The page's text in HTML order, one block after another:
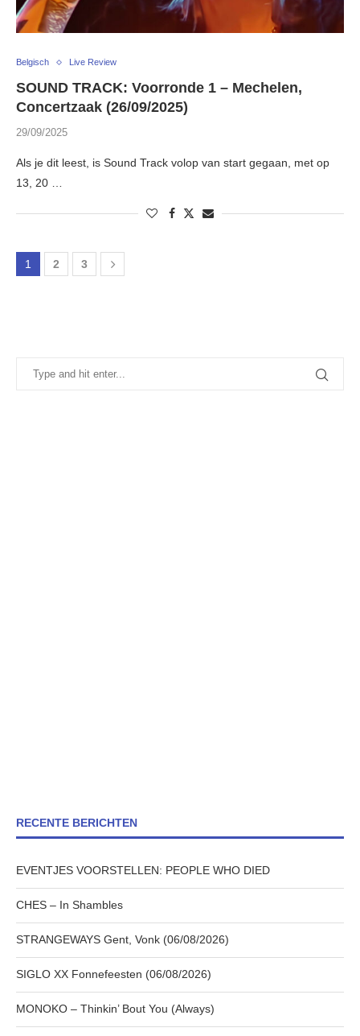
Belgisch Live Review
SOUND TRACK: Voorronde 1 – Mechelen,
Concertzaak (26/09/2025)
29/09/2025
Als je dit leest, is Sound Track volop van start gegaan, met op
13, 20 …
1 2 3
RECENTE BERICHTEN
EVENTJES VOORSTELLEN: PEOPLE WHO DIED
CHES – In Shambles
STRANGEWAYS Gent, Vonk (06/08/2026)
SIGLO XX Fonnefeesten (06/08/2026)
MONOKO – Thinkin’ Bout You (Always)